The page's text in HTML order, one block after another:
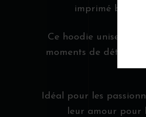
imprimé blanc
Ce hoodie unisexe
moments de détente
Idéal pour les
leur amour pour